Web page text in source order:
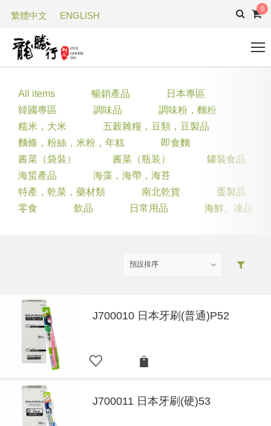
繁體中文 ENGLISH
0
All items 暢銷產品
日本專區
韓國專區
調味品
調味粉，麵粉
糯米，大米
五穀雜糧，豆類，豆製品
麵條，粉絲，米粉，年糕
即食麵
酱菜（袋裝）
酱菜（瓶装）
罐裝食品
海蜇產品
海藻，海帶，海苔
特產，乾菜，藥材類
南北乾貨
蛋製品
零食
飲品 日常用品 海鮮、凍品
J700010 日本牙刷(普通)P52
J700011 日本牙刷(硬)53